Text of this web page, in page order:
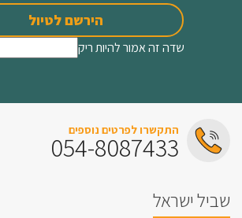
הירשם לטיול
שדה זה אמור להיות ריק
התקשרו לפרטים נוספים
054-8087433
שביל ישראל